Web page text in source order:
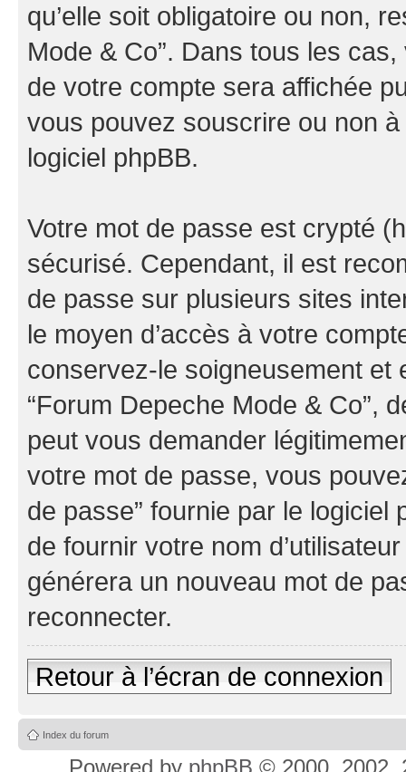
qu’elle soit obligatoire ou non,
Mode & Co”. Dans tous les
de votre compte sera affichée
vous pouvez souscrire ou non à
logiciel phpBB.
Votre mot de passe est crypté
sécurisé. Cependant, il est
de passe sur plusieurs sites
le moyen d’accès à votre
conservez-le soigneusement et
“Forum Depeche Mode & Co”,
peut vous demander
votre mot de passe, vous
de passe” fournie par le
de fournir votre nom
générera un nouveau mot de
reconnecter.
Retour à l’écran de connexion
Index du forum
Powered by phpBB © 2000, 2002,